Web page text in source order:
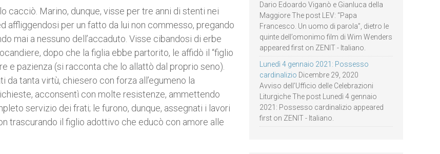
cacciò. Marino, dunque, visse per tre anni di stenti nei
affliggendosi per un fatto da lui non commesso, pregando
mai a nessuno dell’accaduto. Visse cibandosi di erbe
dopo che la figlia ebbe partorito, le affidò il “figlio
e pazienza (si racconta che lo allattò dal proprio seno).
tanta virtù, chiesero con forza all’egumeno la
acconsentì con molte resistenze, ammettendo
servizio dei frati; le furono, dunque, assegnati i lavori
trascurando il figlio adottivo che educò con amore alle
Dario Edoardo Viganò e Gianluca della
Maggiore The post LEV: “Papa
Francesco. Un uomo di parola”, dietro le
quinte dell’omonimo film di Wim Wenders
appeared first on ZENIT - Italiano.
Lunedì 4 gennaio 2021: Possesso
cardinalizio Dicembre 29, 2020
Avviso dell’Ufficio delle Celebrazioni
Liturgiche The post Lunedì 4 gennaio
2021: Possesso cardinalizio appeared
first on ZENIT - Italiano.